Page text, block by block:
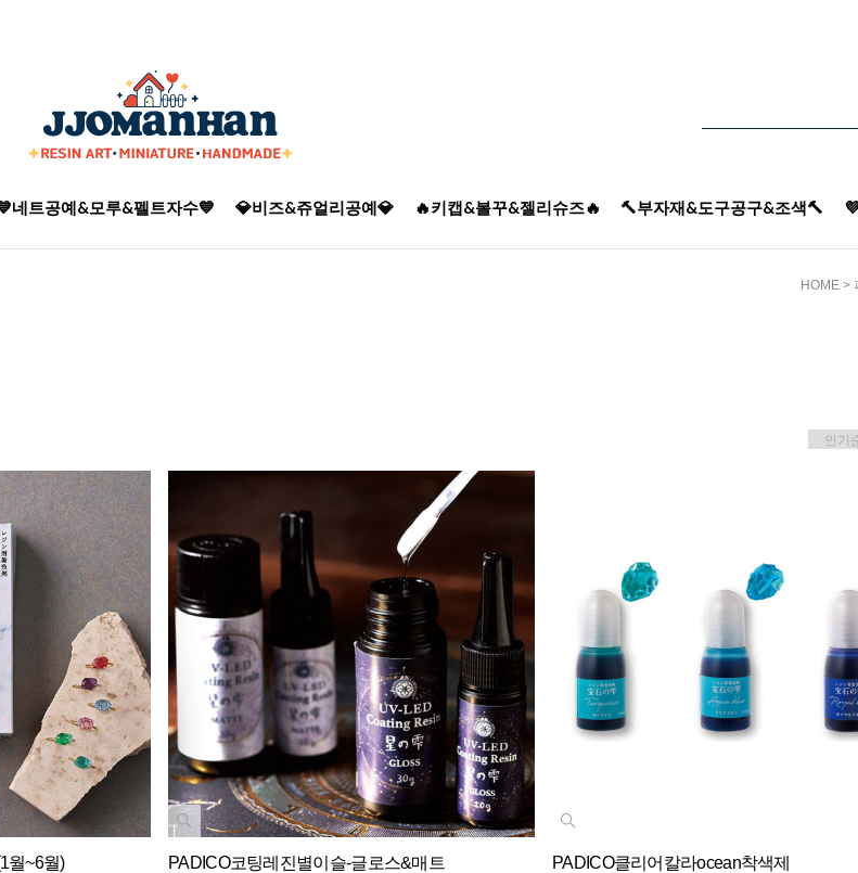
네트공예&모루&펠트자수💙 💎비즈&쥬얼리공예💎 🔥키캡&볼꾸&젤리슈즈🔥 🔨부자재&도구공구&조색🔨
HOME >
월~6월)
PADICO코팅레진별이슬-글로스&매트
PADICO클리어칼라ocean착색제